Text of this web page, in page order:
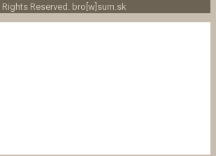
Reserved. bro[w]sum.sk